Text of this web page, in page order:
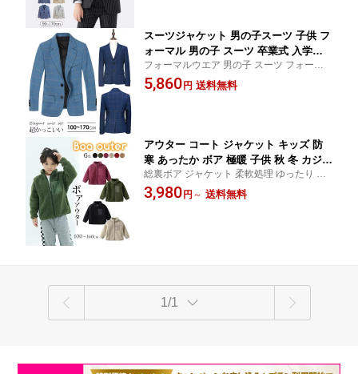
スーツジャケット 男の子スーツ 子供 フ
ォーマル 男の子 スーツ 卒業式 入学式
子どもスーツ チェック柄 超人気 フォー
マルスーツ かっこいいシルエット 発表
フォーマルウエア 男の子 スーツ フォーマ
ル スーツ キッズ こどもスーツ 子供服 キッ
ズスーツ 七五三 ベビースーツ 結婚式 卒園
5,860 円 送料無料
アウター コート ジャケット キッズ 防
寒 あったか ボア 極暖 子供 秋 冬 カジュ
アル 裏起毛 ジップファスナー 暖かい
女の子 男の子 ユニセックス お出かけ
総裏ボア ジャケット 柔軟処理 ゆったり キ
ッズ ジュニア モッズコート ボア コート ジ
ャンパー アウター 男の子 女の子 子供 服 子
3,980 円 ～ 送料無料
1/1